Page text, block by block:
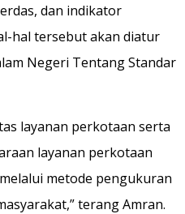
dan indikator
hal tersebut akan diatur
Negeri Tentang Standar
layanan perkotaan serta
layanan perkotaan
metode pengukuran
terang Amran.